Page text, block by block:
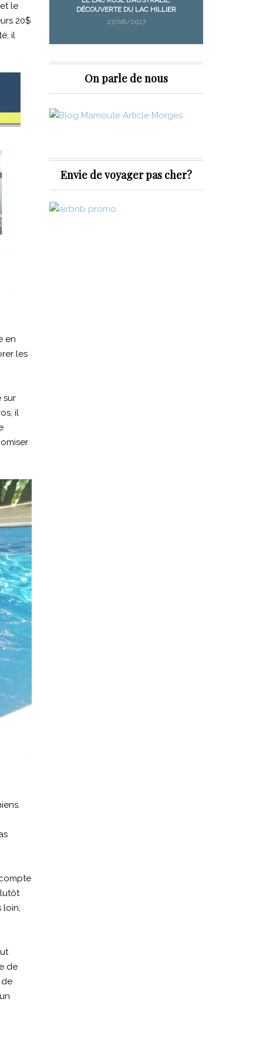
le
20$
il
en
les
sur
il
loin,
de
de
DÉCOUVERTE DU LAC HILLIER
27/08/2017
On parle de nous
Envie de voyager pas cher?